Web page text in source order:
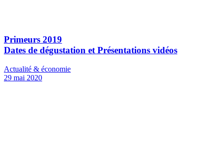
Primeurs 2019
Dates de dégustation et Présentations vidéos
Actualité & économie
29 mai 2020